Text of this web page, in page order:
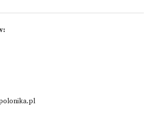
Jaszewska
prasowy
381